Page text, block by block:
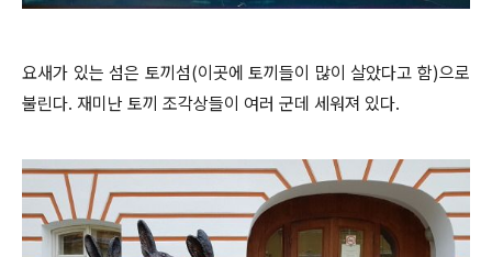
요새가 있는 섬은 토끼섬(이곳에 토끼들이 많이 살았다고 함)으로
불린다. 재미난 토끼 조각상들이 여러 군데 세워져 있다.